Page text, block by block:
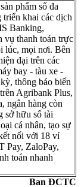
phẩm số đa
triển khai các dịch
Banking,
vụ thanh toán trực
lúc, mọi nơi. Bên
đại trên các
bay - tàu xe -
thông báo biến
Agribank Plus,
ngân hàng còn
sở hữu số tài
cá nhân, tạo sự
nối với 18 ví
Pay, ZaloPay,
toán nhanh
Ban ĐCTC